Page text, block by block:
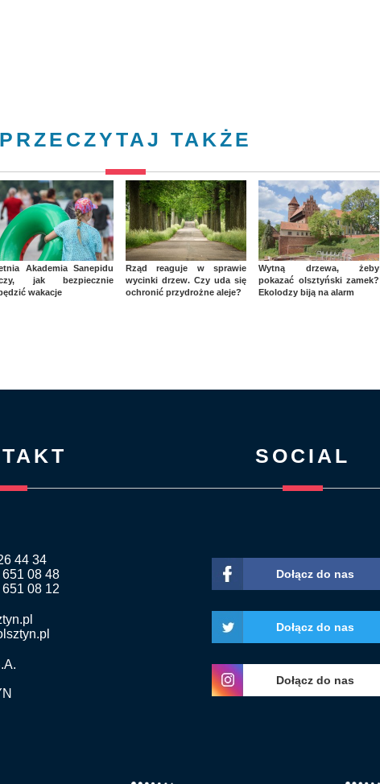
PRZECZYTAJ TAKŻE
Akademia Sanepidu
jak bezpiecznie
wakacje
Rząd reaguje w sprawie
wycinki drzew. Czy uda się
ochronić przydrożne aleje?
Wytną drzewa, żeby
pokazać olsztyński zamek?
Ekolodzy biją na alarm
44 34
08 48
08 12
SOCIAL
Dołącz do nas
Dołącz do nas
Dołącz do nas